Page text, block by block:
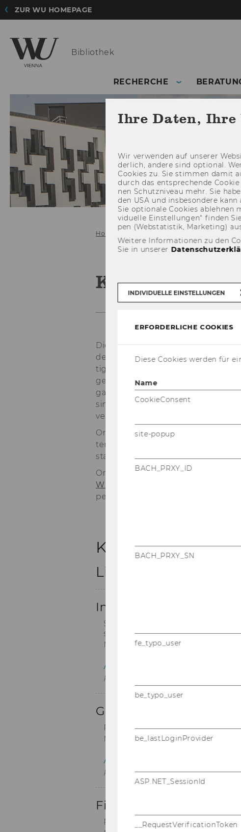
ZUR WU HOMEPAGE
Bibliothek
RECHERCHE
Home
Kurse
Die ef­fi­zi­en­te Nut­zung der
der Bi­blio­thek ist eine Fä­hig­keit,
tig ist. Sie um­fasst die Kennt­nis
ge­bo­te, deren
gang damit. Wei­te­re The­men,
sind Re­cher­chestra­te­gie,
ver­wal­tung.
Ort und Dauer wer­den bei den
ten um pünkt­li­ches Er­schei­nen.
statt.
Orts- und zeit­un­ab­hän­gig steht
WU Bi­blio­thek
zur Ver­fü­gung.
per E-​Mail:
Ihre Daten, Ihre
Wir ver­wen­den auf un­se­rer
der­lich, an­de­re sind op­tio­nal.
Coo­kies zu. Sie stim­men damit
durch das ent­spre­chen­de
nen Schutz­ni­veau mehr. Sie
den USA und ins­be­son­de­re
Sie op­tio­na­le Coo­kies ab­leh­nen
vi­du­el­le Ein­stel­lun­gen“ fin­den
pen (Web­sta­tis­tik, Mar­ke­ting)
Weitere Informationen zu den
Sie in unserer
INDIVIDUELLE EINSTELLUNGEN
ERFORDERLICHE COOKIES
Diese Cookies werden für
Name
CookieConsent
site-popup
BACH_PRXY_ID
BACH_PRXY_SN
fe_typo_user
be_typo_user
be_lastLoginProvider
ASP.NET_SessionId
__RequestVerificationToken